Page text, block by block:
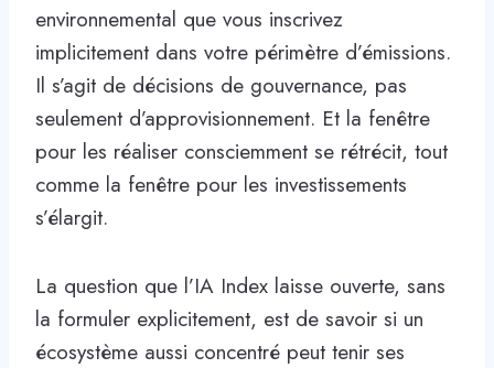
environnemental que vous inscrivez
implicitement dans votre périmètre d’émissions.
Il s’agit de décisions de gouvernance, pas
seulement d’approvisionnement. Et la fenêtre
pour les réaliser consciemment se rétrécit, tout
comme la fenêtre pour les investissements
s’élargit.
La question que l’IA Index laisse ouverte, sans
la formuler explicitement, est de savoir si un
écosystème aussi concentré peut tenir ses